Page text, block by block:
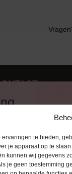
ervaringen te bieden,
je apparaat op te
kunnen wij gegevens
je geen toestemming
RL Zwolle
info@lingerie-